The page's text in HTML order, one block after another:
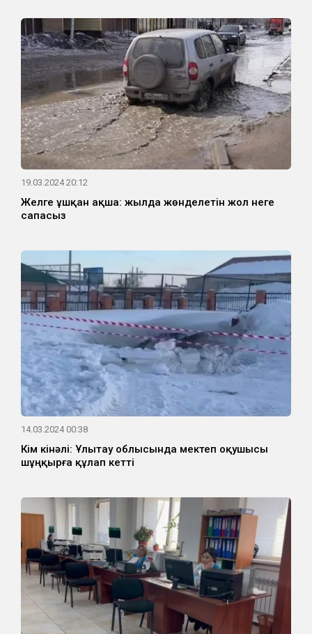
19.03.2024 20:12
Желге ұшқан ақша: жылда жөнделетін жол неге
сапасыз
14.03.2024 00:38
Кім кінәлі: Ұлытау облысында мектеп оқушысы
шұңқырға құлап кетті